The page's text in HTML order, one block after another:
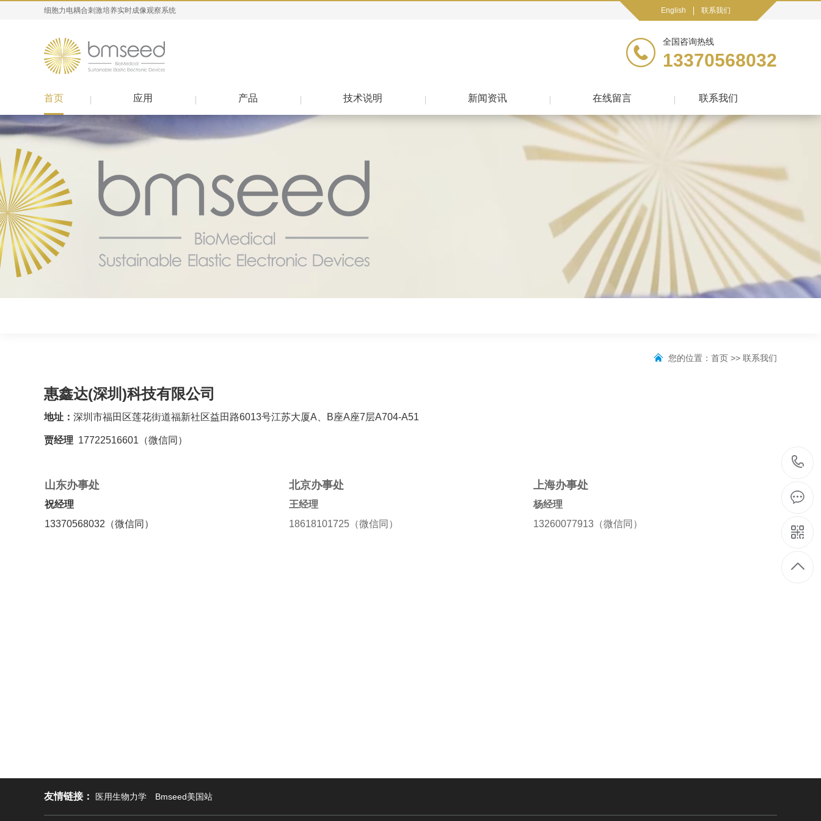
细胞力电耦合刺激培养实时成像观察系统 English 联系我们
全国咨询热线
13370568032
首页 应用 产品 技术说明 新闻资讯 在线留言 联系我们
您的位置： 首页 >> 联系我们
惠鑫达(深圳)科技有限公司
地址： 深圳市福田区莲花街道福新社区益田路6013号江苏大厦A、B座A座7层A704-A51
贾经理 17722516601（微信同 ）
山东办事处 北京办事处 上海办事处
祝经理 王经理
杨经理
13370568032（微信同）
18618101725（微信同） 13260077913（微信同）
友情链接： 医用生物力学 Bmseed美国站